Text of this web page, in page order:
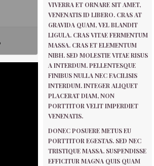
VIVERRA ET ORNARE SIT AMET,
VENENATIS ID LIBERO. CRAS AT
GRAVIDA QUAM, VEL BLANDIT
LIGULA. CRAS VITAE FERMENTUM
MASSA. CRAS ET ELEMENTUM
NIBH. SED MOLESTIE VITAE RISUS
A INTERDUM. PELLENTESQUE
FINIBUS NULLA NEC FACILISIS
INTERDUM. INTEGER ALIQUET
PLACERAT DIAM, NON
PORTTITOR VELIT IMPERDIET
VENENATIS.
DONEC POSUERE METUS EU
PORTTITOR EGESTAS. SED NEC
TRISTIQUE MASSA. SUSPENDISSE
EFFICITUR MAGNA QUIS QUAM